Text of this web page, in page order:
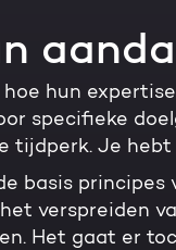
hun
specifieke
tijdperk. Je
basis
verspreiden
Het gaat er